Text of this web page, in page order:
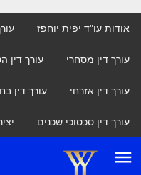
אודות עו"ד יפית יוחפז
עורך דין מסחרי עורך דין
עורך דין אזרחי עורך דין
עורך דין סכסוכי שכנים
menu